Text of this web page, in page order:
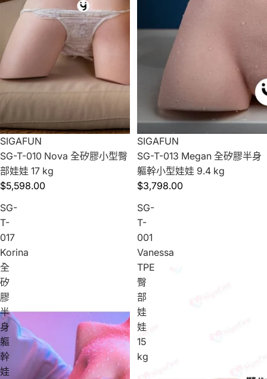
SIGAFUN
SG-T-010 Nova 全矽膠小型臀
部娃娃 17 kg
$5,598.00
SIGAFUN
SG-T-013 Megan 全矽膠半身
軀幹小型娃娃 9.4 kg
$3,798.00
SG-
T-
017
Korina
全
矽
膠
半
身
軀
幹
娃
SG-
T-
001
Vanessa
TPE
臀
部
娃
娃
15
kg